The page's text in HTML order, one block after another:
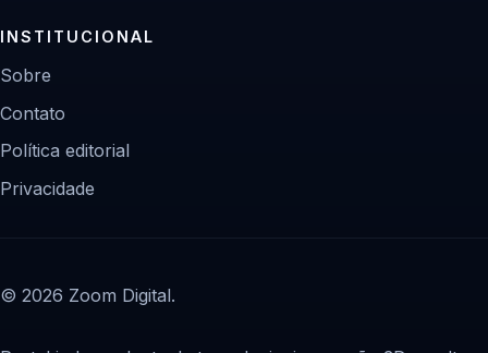
INSTITUCIONAL
Sobre
Contato
Política editorial
Privacidade
© 2026 Zoom Digital.